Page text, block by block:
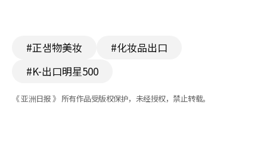
#正샘物美妆
#化妆品出口
#K-出口明星500
《 亚洲日报 》 所有作品受版权保护，未经授权，禁止转载。